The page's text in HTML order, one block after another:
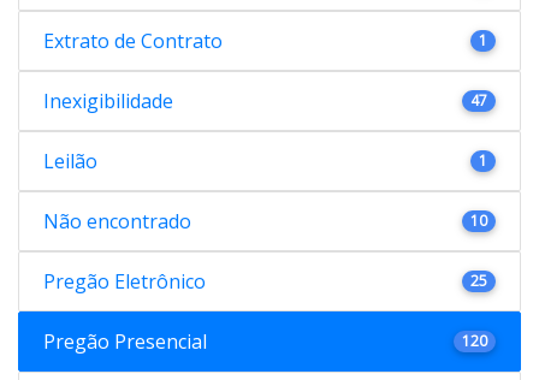
Extrato de Contrato 1
Inexigibilidade 47
Leilão 1
Não encontrado 10
Pregão Eletrônico 25
Pregão Presencial 120